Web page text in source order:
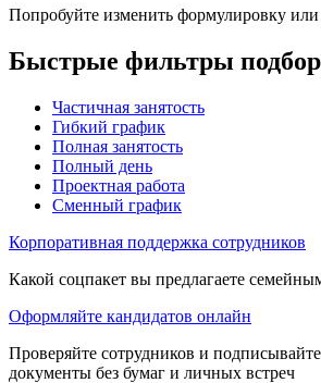
Попробуйте изменить формулировку
Быстрые фильтры
Частичная занятость
Гибкий график
Полная занятость
Полный день
Проектная работа
Сменный график
Корпоративная поддержка сотрудников
Какой соцпакет вы предлагаете
Оформляйте кандидатов онлайн
Проверяйте сотрудников и
документы без бумаг и личных встреч